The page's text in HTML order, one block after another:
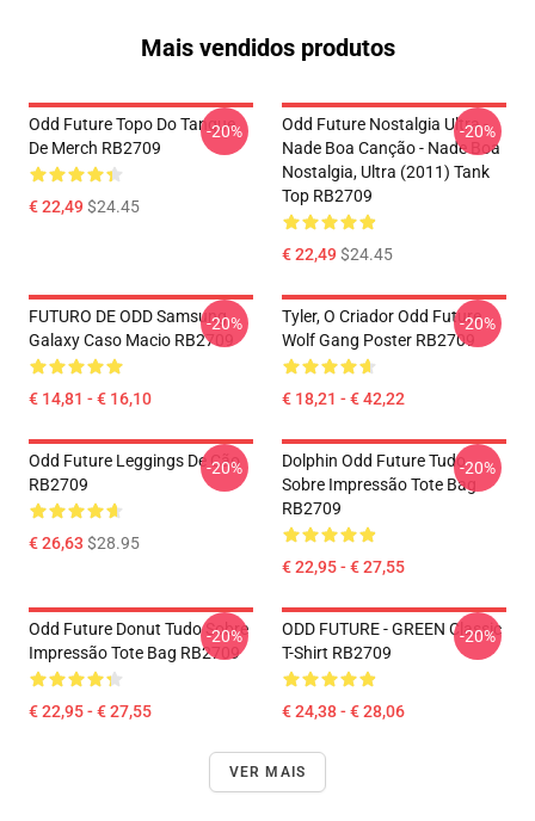
Mais vendidos produtos
Odd Future Topo Do Tanque
De Merch RB2709
€ 22,49$24.45
-20%
Odd Future Nostalgia Ultra -
Nade Boa Canção - Nade Boa
Nostalgia, Ultra (2011) Tank
Top RB2709
€ 22,49$24.45
-20%
FUTURO DE ODD Samsung
Galaxy Caso Macio RB2709
€ 14,81 - € 16,10
-20%
Tyler, O Criador Odd Future
Wolf Gang Poster RB2709
€ 18,21 - € 42,22
-20%
Odd Future Leggings De Cão
RB2709
€ 26,63 $28.95
-20%
Dolphin Odd Future Tudo
Sobre Impressão Tote Bag
RB2709
€ 22,95 - € 27,55
-20%
Odd Future Donut Tudo Sobre
Impressão Tote Bag RB2709
€ 22,95 - € 27,55
-20%
ODD FUTURE - GREEN Classic
T-Shirt RB2709
€ 24,38 - € 28,06
-20%
VER MAIS